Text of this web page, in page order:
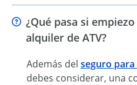
¿Qué pasa si
alquiler de ATV?
Además del seguro para
debes considerar, una